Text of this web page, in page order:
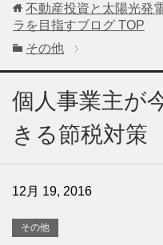
不動産投資と太陽光発
ラを目指すブログ TOP
その他
個人事業主が
きる節税対策
12月 19, 2016
その他